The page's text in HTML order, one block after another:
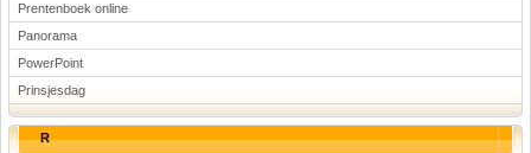
Prentenboek online
Panorama
PowerPoint
Prinsjesdag
R